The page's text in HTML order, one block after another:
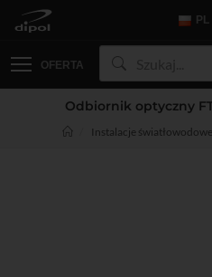
PL
OFERTA
Odbiornik optyczny
Instalacje światłowodowe